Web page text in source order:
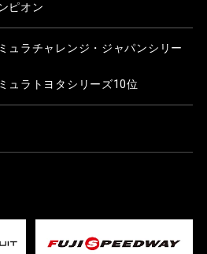
ピオン
ュラチャレンジ・ジャパンシリー
ュラトヨタシリーズ10位